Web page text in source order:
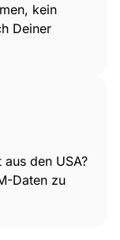
kein
Deiner
den USA?
Daten zu